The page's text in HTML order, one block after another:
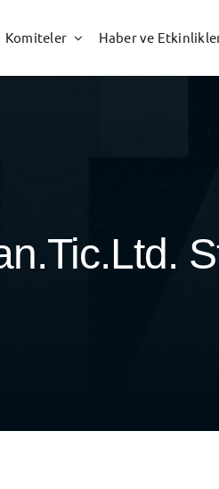
Komiteler Haber ve